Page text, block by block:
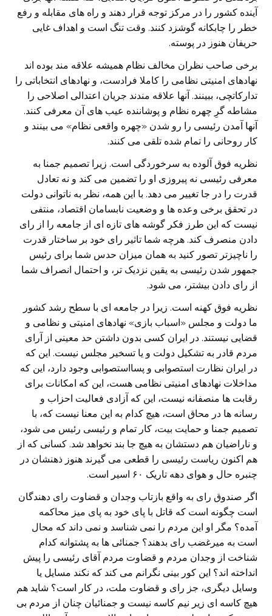
آینده کشور را در مرکز توجه قرار دهند و راه های مقابله و رفع
خطر را چابکانه گوشزد کنند. وقت تنگ است و اهداف غایی
حریفان هنوز در پوسته.
برخی صاحب نظران مخالف نظام همیشه علاقه مند بوده اند
نهادهای امنیتی نظامی را کاملا فرادست، و نهادهای انتخاباتی را
تدارکاتچی، ببینند. آنها علاقه مندند جریان اعتدالی اصلاحی را
مشاطه گرِ چهره نظام و پوشاننده عیب های آن معرفی کنند.
آنها آمدن رئیسی را رو شدن «چهره واقعی نظام» می بینند و
کار روحانی را تمام شده تلقی می کنند.
نظریه فوق آلوده به سرخوردگی است. زیرا تصمیم جمنا به
معرفی رئیسی نه پیروزی او را تضمین می کند و نه تعادل
قدرت را در جا تغییر می دهد. با این همه، نظر به ناتوانی دولت
در تحقق برخی وعده ها و وضعیت نابسامان اقتصاد، منتفی
نیست که این طرز فکر گوشه های تازه ای از جامعه را از رای
دادن منصرف کند. هرچه شما تاثیر رای خود بر ساختار قدرت
را ناچیزتر تصور کنید به همان میزان حدس شما برای رئیس
جمهور شدن رئیسی به یقین نزدیک تر، و احتمال انصراف شما
از رای دادن بیشتر، می شود.
نظریه فوق کهنه است. زیرا در جامعه ای با سطح رشد کشور
ما دولت و مجلس «اسباب بازی» نهادهای امنیتی و نظامی و
قضایی نیستند. در ایران کسی بدون داشتن حد معینی از آرای
مردم قادر به تشکیل دولت و یا تسخیر مجلس نیست. این که
در ایران نظارت استصوابی و پسااستصوابی وجود دارد، این که
مداخلات نهادهای امنیتی نظامی هست، این که امکانات برای
رقابت ها منصفانه نیست، این که آزادی فعالیت احزاب و
رسانه ها در محاق است، هیچ کدام به این معنا نیست که، با
تصمیم جمنا و حمایت بیت، کار تمام و رئیسی رئیس می شود،
و ناراضیان هم دستشان به هیچ جا بند نخواهد شد. کسانی که از
هم اکنون ریاست رئیسی را قطعی می گیرند هنوز ذهنشان در
چنبره حال و هوای دهه تاریک ۶۰ اسیر است.
اگر صندوق رای به واقع بازتاب وجدان و قضاوت رای دهندگان
است چگونه است که قاتل با پای خود به پای میز محاکمه
آمده؟ مگر او این مردم را نمی شناسد و نمی داند که محال
است به میرغضب رای بدهند؟ جمنائی ها به پشتوانه کدام
شناخت از وجدان مردم و قضاوت مردم آقای رئیسی را پیش
انداخته اند؟ این کور بینی نگرانم می کند که نکند مسایل یا
وسایل دیگری، جز رای و قضاوت ملت، در کار است؟ شاید هم
هیچ کاسه ای زیر نیم کاسه نیست و جمنائیان چنان از مردم بی